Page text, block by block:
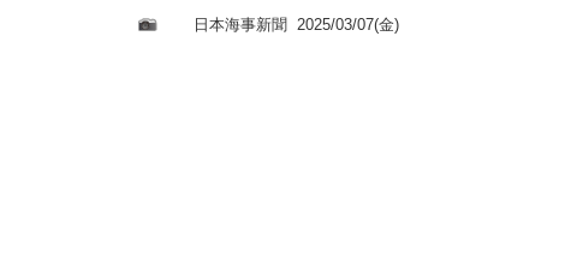
2025/03/07(金)
日本海事新聞